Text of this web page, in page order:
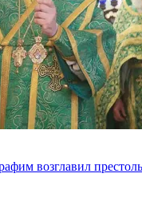
возглавил